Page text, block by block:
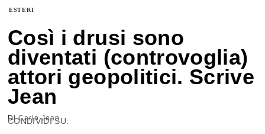
ESTERI
Così i drusi sono
diventati (controvoglia)
attori geopolitici. Scrive
Jean
DiCarlo Jean
CONDIVIDI SU: